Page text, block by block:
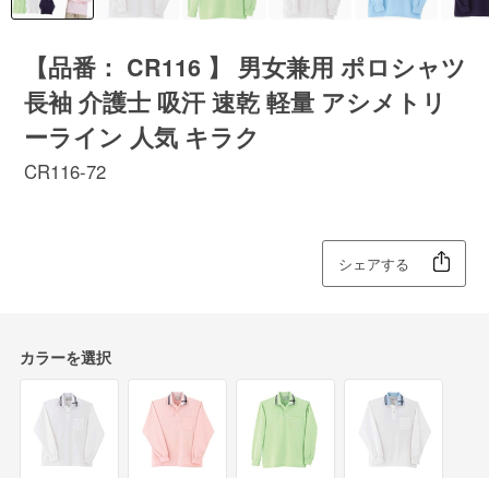
【品番： CR116 】 男女兼用 ポロシャツ
長袖 介護士 吸汗 速乾 軽量 アシメトリ
ーライン 人気 キラク
CR116-72
シェアする
カラーを選択